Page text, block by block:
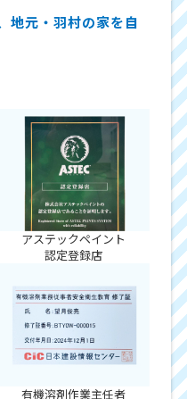
地元・羽村の家を自
アステックペイント
認定登録店
有機溶剤作業主任者